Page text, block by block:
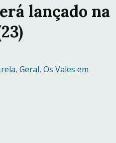
lançado na
, Geral, Os Vales em